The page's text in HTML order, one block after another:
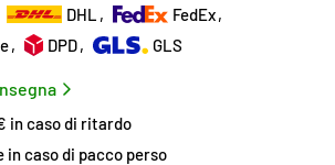
DHL
FedEx
DPD GLS
in caso di ritardo
in caso di pacco perso